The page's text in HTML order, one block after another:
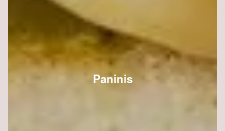
Paninis